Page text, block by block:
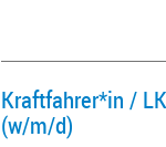
Kraftfahrer*in /
(w/m/d)